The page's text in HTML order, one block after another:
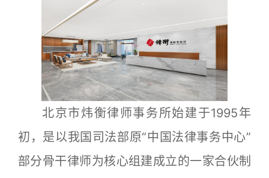
北京市炜衡律师事务所始建于1995年
初，是以我国司法部原“中国法律事务中心”
部分骨干律师为核心组建成立的一家合伙制